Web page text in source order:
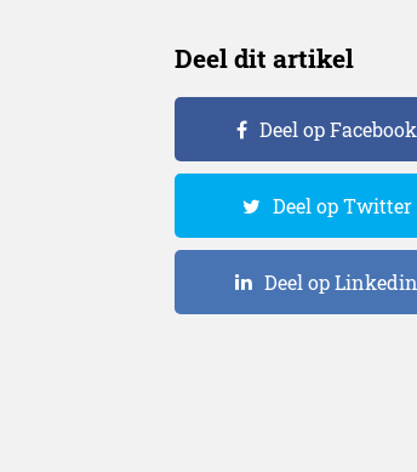
Deel dit artikel
Deel op Facebook
Deel op Twitter
Deel op Linkedin